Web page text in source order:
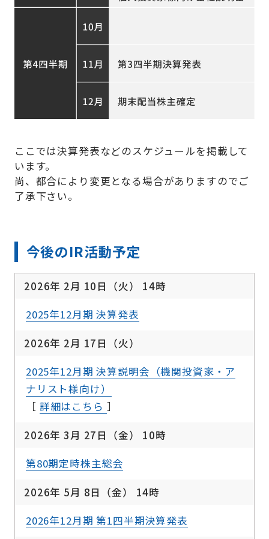
ここでは決算発表などのスケジュールを掲載して
います。
尚、都合により変更となる場合がありますのでご
了承下さい。
今後のIR活動予定
2026年 2月 10日（火） 14時
2025年12月期 決算発表
2026年 2月 17日（火）
2025年12月期 決算説明会（機関投資家・ア
ナリスト様向け）
［ 詳細はこちら ］
2026年 3月 27日（金） 10時
第80期定時株主総会
2026年 5月 8日（金） 14時
2026年12月期 第1四半期決算発表